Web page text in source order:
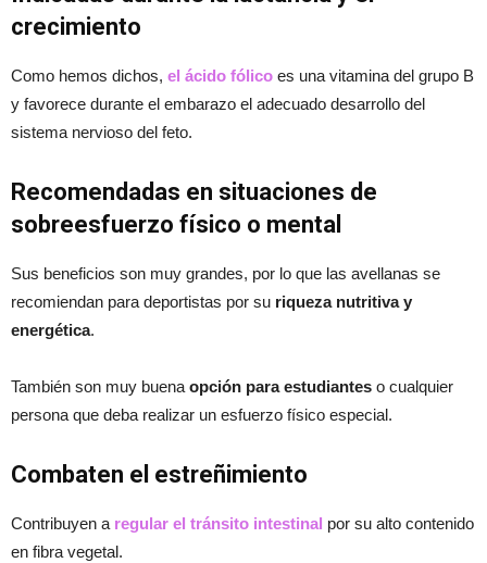
crecimiento
Como hemos dichos, el ácido fólico es una vitamina del grupo B
y favorece durante el embarazo el adecuado desarrollo del
sistema nervioso del feto.
Recomendadas en situaciones de
sobreesfuerzo físico o mental
Sus beneficios son muy grandes, por lo que las avellanas se
recomiendan para deportistas por su riqueza nutritiva y
energética.
También son muy buena opción para estudiantes o cualquier
persona que deba realizar un esfuerzo físico especial.
Combaten el estreñimiento
Contribuyen a regular el tránsito intestinal por su alto contenido
en fibra vegetal.